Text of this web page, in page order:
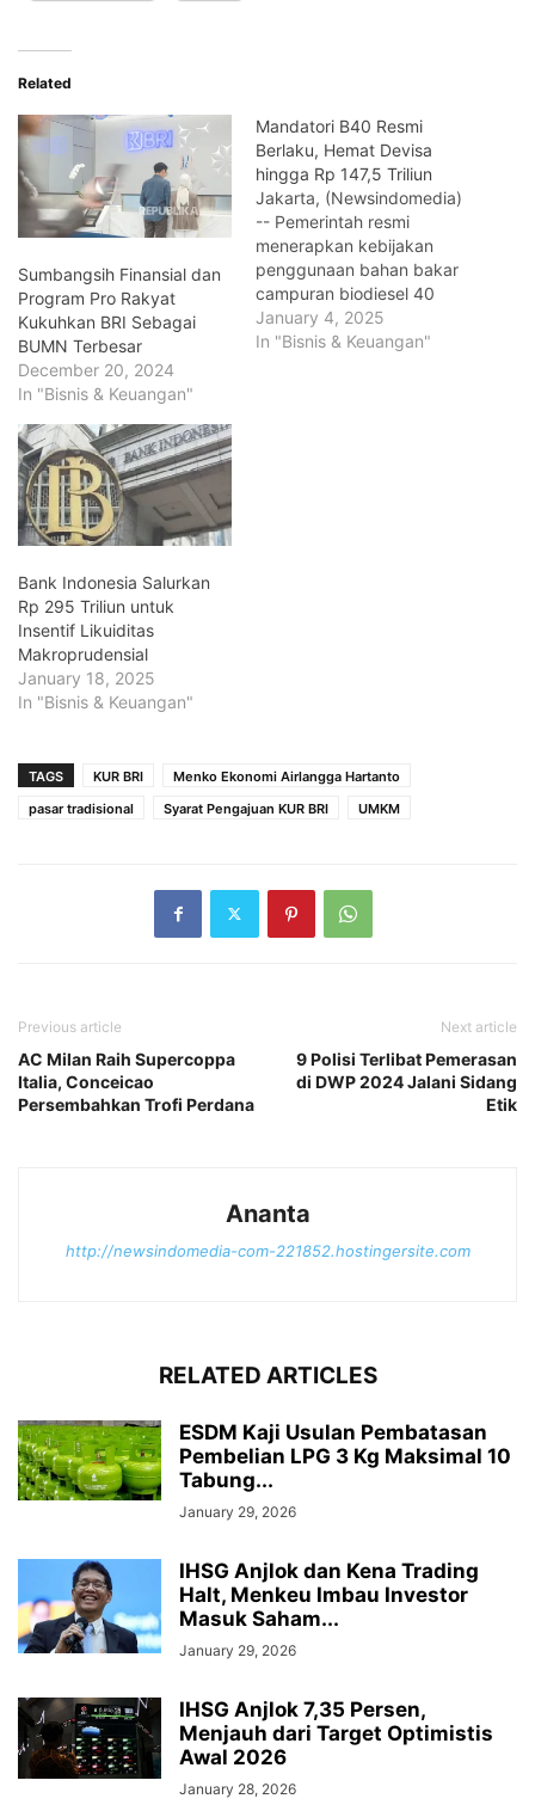
Related
Sumbangsih Finansial dan
Program Pro Rakyat
Kukuhkan BRI Sebagai
BUMN Terbesar
December 20, 2024
In "Bisnis & Keuangan"
Mandatori B40 Resmi
Berlaku, Hemat Devisa
hingga Rp 147,5 Triliun
Jakarta, (Newsindomedia)
-- Pemerintah resmi
menerapkan kebijakan
penggunaan bahan bakar
campuran biodiesel 40
persen (B40) mulai 1
Januari 2025. Kebijakan ini
January 4, 2025
In "Bisnis & Keuangan"
Bank Indonesia Salurkan
Rp 295 Triliun untuk
Insentif Likuiditas
Makroprudensial
January 18, 2025
In "Bisnis & Keuangan"
TAGS KUR BRI
Menko Ekonomi Airlangga Hartanto
pasar tradisional
Syarat Pengajuan KUR BRI UMKM
Previous article
AC Milan Raih Supercoppa
Italia, Conceicao
Persembahkan Trofi Perdana
Next article
9 Polisi Terlibat Pemerasan
di DWP 2024 Jalani Sidang
Etik
Ananta
http://newsindomedia-com-221852.hostingersite.com
RELATED ARTICLES
ESDM Kaji Usulan Pembatasan
Pembelian LPG 3 Kg Maksimal 10
Tabung...
January 29, 2026
IHSG Anjlok dan Kena Trading
Halt, Menkeu Imbau Investor
Masuk Saham...
January 29, 2026
IHSG Anjlok 7,35 Persen,
Menjauh dari Target Optimistis
Awal 2026
January 28, 2026